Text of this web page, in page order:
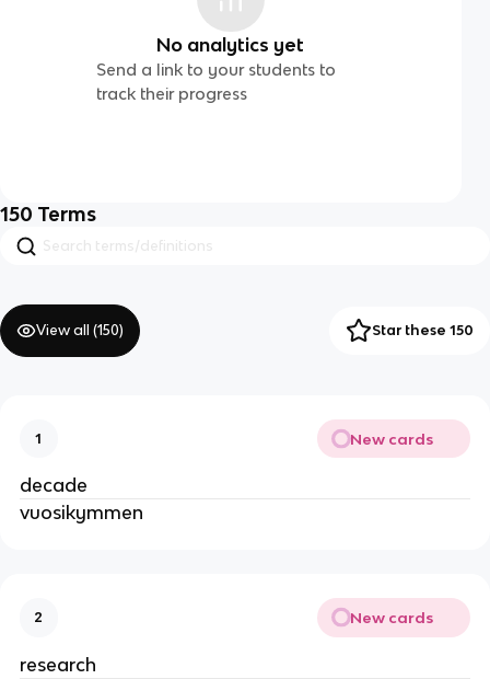
No analytics yet
Send a link to your students to
track their progress
150 Terms
View all (150) Star these 150
1 New cards
decade
vuosikymmen
2 New cards
research